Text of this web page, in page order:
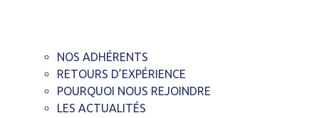
NOS ADHÉRENTS
RETOURS D’EXPÉRIENCE
POURQUOI NOUS REJOINDRE
LES ACTUALITÉS